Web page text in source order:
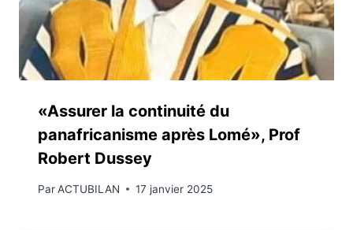
«Assurer la continuité du
panafricanisme après Lomé», Prof
Robert Dussey
ParACTUBILAN 17 janvier 2025